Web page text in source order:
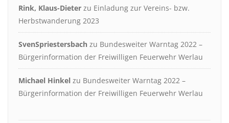
Rink, Klaus-Dieter zu Einladung zur Vereins- bzw.
Herbstwanderung 2023
SvenSpriestersbach zu Bundesweiter Warntag 2022 –
Bürgerinformation der Freiwilligen Feuerwehr Werlau
Michael Hinkel zu Bundesweiter Warntag 2022 –
Bürgerinformation der Freiwilligen Feuerwehr Werlau